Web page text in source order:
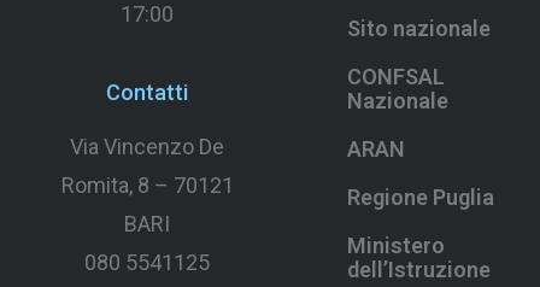
17:00
Contatti
Via Vincenzo De
Romita, 8 – 70121
BARI
080 5541125
Sito nazionale
CONFSAL
Nazionale
ARAN
Regione Puglia
Ministero
dell’Istruzione